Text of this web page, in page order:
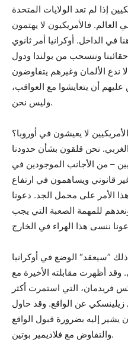
إذا لم تعد الولايات المتحدة
فالأمريكيون لا يهتمون
في الداخل. أوكرانيا أمر ثانوي
وننسحب من بولندا ودول
ندع الألمان وغيرهم يتفاوضون
عليهم أن يتعايشوا مع العواقب،
وليس نحن.
لا يعيشون في أوروبا؟
نحن قلقون بشأن حدودنا
– من الأجانب الموجودين في
قانوني ويساهمون في ارتفاع
الأمر على محمل الجد. دعونا
للمهمة الصعبة التي يجب
ذلك ”سيعقد“ الوضع في أوكرانيا
وقد أظهرت مقابلته الأخيرة مع
فريدمان، التي استمرت أكثر
عن الواقع. وقد حاول
إليه بضرورة قبول الواقع
والتفاوض مع فلاديمير بوتين.